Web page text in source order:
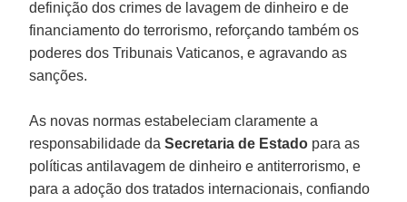
definição dos crimes de lavagem de dinheiro e de
financiamento do terrorismo, reforçando também os
poderes dos Tribunais Vaticanos, e agravando as
sanções.
As novas normas estabeleciam claramente a
responsabilidade daSecretaria de Estado para as
políticas antilavagem de dinheiro e antiterrorismo, e
para a adoção dos tratados internacionais, confiando